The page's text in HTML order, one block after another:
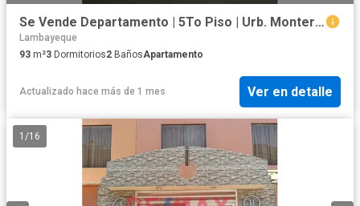
Se Vende Departamento | 5To Piso | Urb. Monterrico Ii
Lambayeque
93 m²3 Dormitorios2 BañosApartamento
Actualizado hace más de 1 mes Ver en detalle
1 /16